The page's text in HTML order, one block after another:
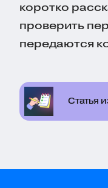
коротко
проверить
передаются
Статья